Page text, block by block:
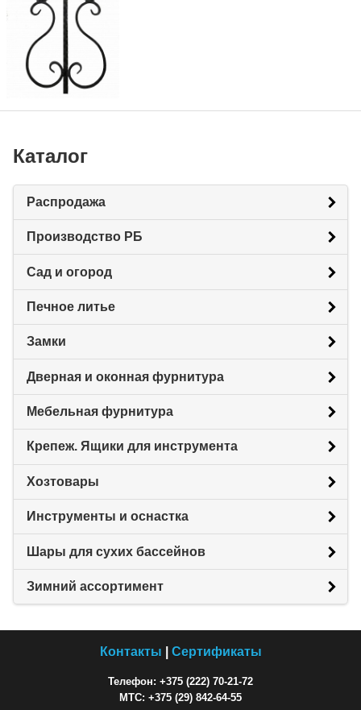
Каталог
Распродажа
Производство РБ
Сад и огород
Печное литье
Замки
Дверная и оконная фурнитура
Мебельная фурнитура
Крепеж. Ящики для инструмента
Хозтовары
Инструменты и оснастка
Шары для сухих бассейнов
Зимний ассортимент
Контакты Сертификаты
Телефон: +375 (222) 70-21-72
МТС: +375 (29) 842-64-55